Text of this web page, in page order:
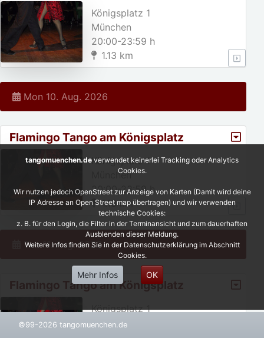
Königsplatz 1
München
20:00-23:59 h
1.13 km
Mon 10. Aug. 2026
Flamingo Tango am Königsplatz
Königsplatz 1
München
20:00-23:59 h
1.13 km
Tue 11. Aug. 2026
Flamingo Tango am Königsplatz
Königsplatz 1
München
©99-2026 tangomuenchen.de
tangomuenchen.de verwendet keinerlei Tracking oder Analytics
Cookies.
Wir nutzen jedoch OpenStreet zur Anzeige von Karten (Damit wird deine
IP Adresse an Open Street map übertragen) und wir verwenden
technische Cookies:
z. B. für den Login, die Filter in der Terminansicht und zum dauerhaften
Ausblenden dieser Meldung.
Weitere Infos finden Sie in der Datenschutzerklärung im Abschnitt
Cookies.
Mehr Infos OK